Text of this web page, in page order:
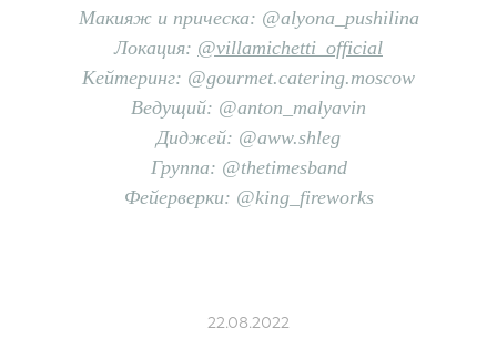
Макияж и прическа: @alyona_pushilina
Локация: @villamichetti_official
Кейтеринг: @gourmet.catering.moscow
Ведущий: @anton_malyavin
Диджей: @aww.shleg
Группа: @thetimesband
Фейерверки: @king_fireworks
22.08.2022